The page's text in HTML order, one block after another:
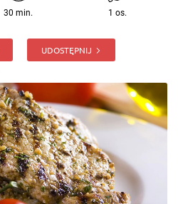
30 min. 1 os.
UDOSTĘPNIJ